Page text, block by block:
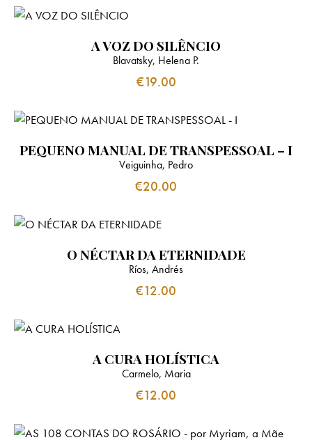
A VOZ DO SILÊNCIO
Blavatsky, Helena P.
€19.00
PEQUENO MANUAL DE TRANSPESSOAL – I
Veiguinha, Pedro
€20.00
O NÉCTAR DA ETERNIDADE
Ríos, Andrés
€12.00
A CURA HOLÍSTICA
Carmelo, Maria
€12.00